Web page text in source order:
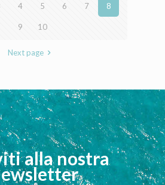
4 5 6 7 8
9 10
Next page
alla nostra